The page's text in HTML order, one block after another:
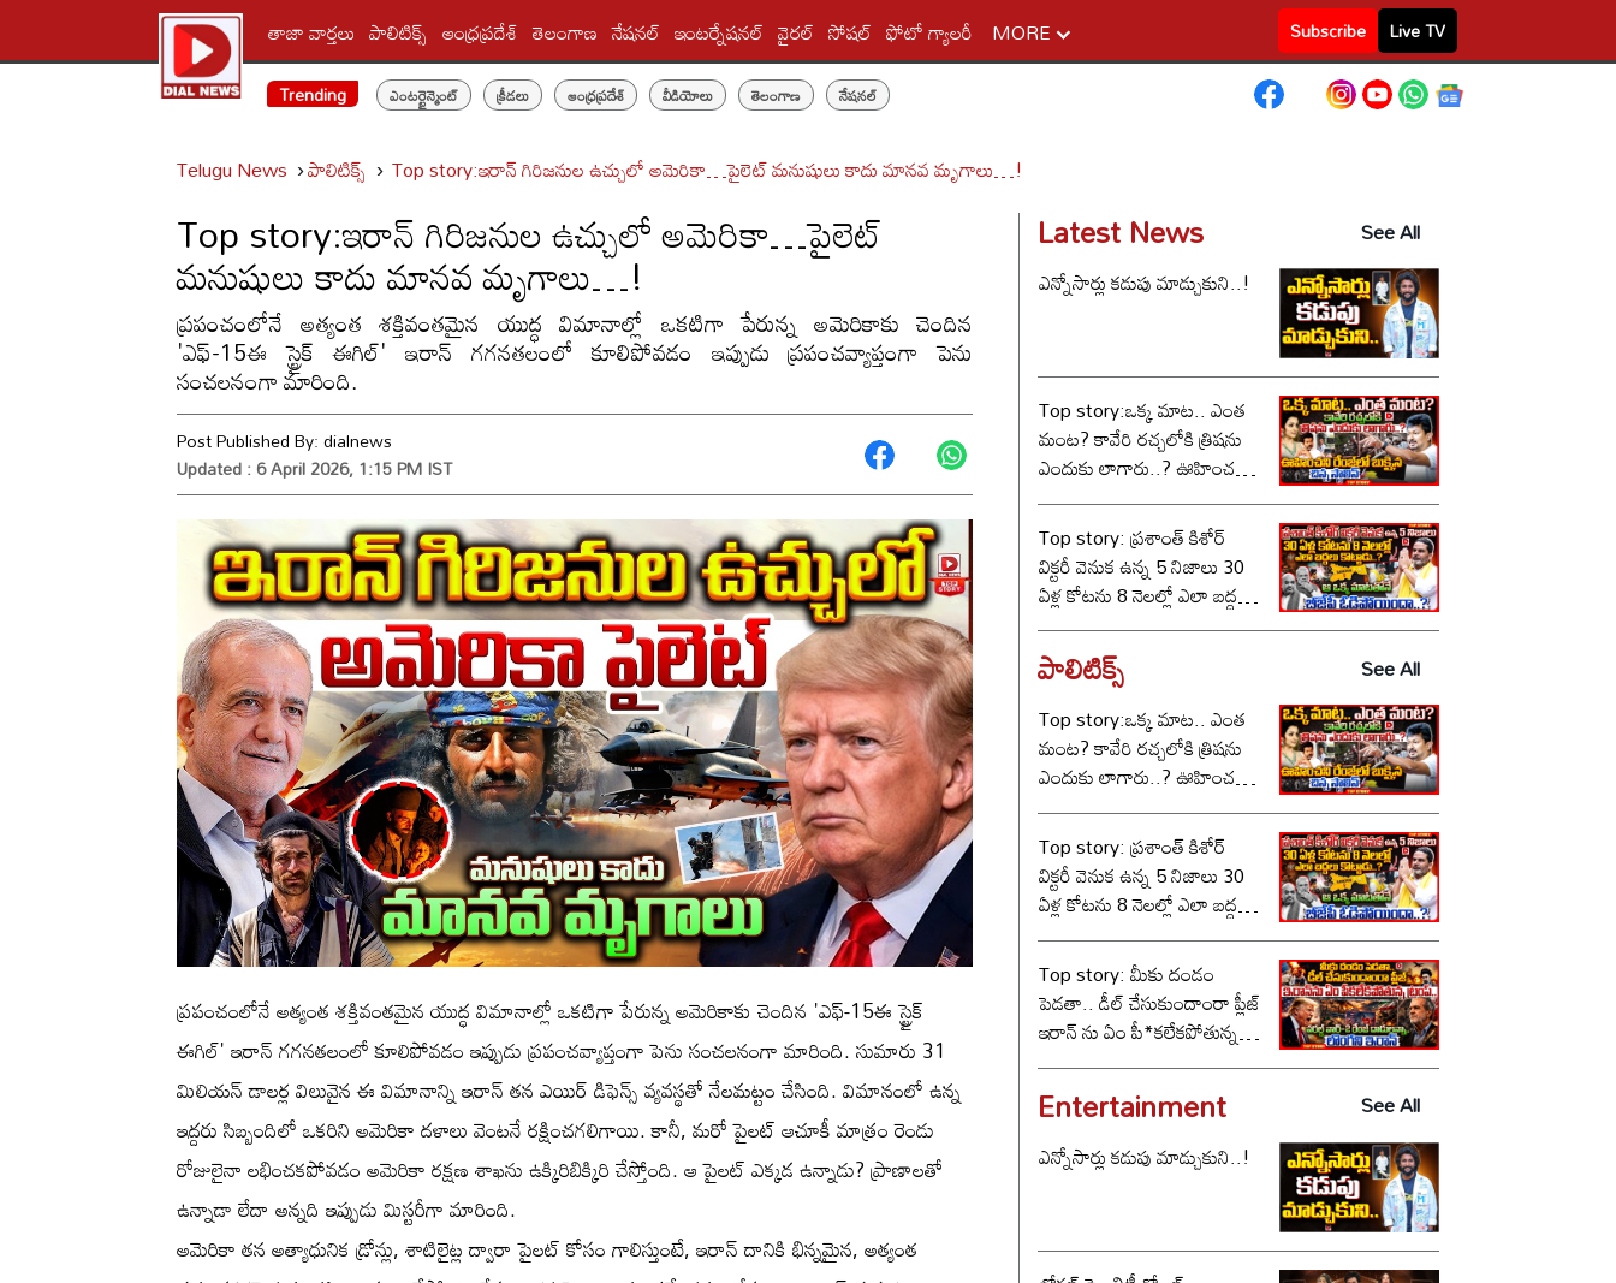
తాజా వార్తలు పాలిటిక్స్‌ ఆంధ్రప్రదేశ్ తెలంగాణ నేషనల్ ఇంటర్నేషనల్ వైరల్ సోషల్ ఫోటో గ్యాలరీ MORE Subscribe
Live TV
Trending
ఎంటర్టైన్మెంట్ క్రీడలు ఆంధ్రప్రదేశ్ వీడియోలు తెలంగాణ నేషనల్
Telugu News పాలిటిక్స్‌ Top story:ఇరాన్ గిరిజనుల ఉచ్చులో అమెరికా…పైలెట్ మనుషులు కాదు మానవ మృగాలు…!
Top story:ఇరాన్ గిరిజనుల ఉచ్చులో అమెరికా…పైలెట్
మనుషులు కాదు మానవ మృగాలు…!
ప్రపంచంలోనే అత్యంత శక్తివంతమైన యుద్ధ విమానాల్లో ఒకటిగా పేరున్న అమెరికాకు చెందిన
'ఎఫ్-15ఈ స్ట్రైక్ ఈగిల్' ఇరాన్ గగనతలంలో కూలిపోవడం ఇప్పుడు ప్రపంచవ్యాప్తంగా పెను
సంచలనంగా మారింది.
Post Published By:dialnews
Updated : 6 April 2026, 1:15 PM IST
ప్రపంచంలోనే అత్యంత శక్తివంతమైన యుద్ధ విమానాల్లో ఒకటిగా పేరున్న అమెరికాకు చెందిన 'ఎఫ్-15ఈ స్ట్రైక్
ఈగిల్' ఇరాన్ గగనతలంలో కూలిపోవడం ఇప్పుడు ప్రపంచవ్యాప్తంగా పెను సంచలనంగా మారింది. సుమారు 31
మిలియన్ డాలర్ల విలువైన ఈ విమానాన్ని ఇరాన్ తన ఎయిర్ డిఫెన్స్ వ్యవస్థతో నేలమట్టం చేసింది. విమానంలో ఉన్న
ఇద్దరు సిబ్బందిలో ఒకరిని అమెరికా దళాలు వెంటనే రక్షించగలిగాయి. కానీ, మరో పైలట్ ఆచూకీ మాత్రం రెండు
రోజులైనా లభించకపోవడం అమెరికా రక్షణ శాఖను ఉక్కిరిబిక్కిరి చేస్తోంది. ఆ పైలట్ ఎక్కడ ఉన్నాడు? ప్రాణాలతో
ఉన్నాడా లేదా అన్నది ఇప్పుడు మిస్టరీగా మారింది.
అమెరికా తన అత్యాధునిక డ్రోన్లు, శాటిలైట్ల ద్వారా పైలట్ కోసం గాలిస్తుంటే, ఇరాన్ దానికి భిన్నమైన, అత్యంత
Latest News
See All
ఎన్నోసార్లు కడుపు మాడ్చుకుని..!
Top story:ఒక్క మాట.. ఎంత
మంట? కావేరి రచ్చలోకి త్రిషను
ఎందుకు లాగారు..? ఊహించని
రేంజ్ లో బుక్కైన చిన్న స్టాలిన్..!
Top story: ప్రశాంత్ కిశోర్
విక్టరీ వెనుక ఉన్న 5 నిజాలు 30
ఏళ్ల కోటను 8 నెలల్లో ఎలా బద్దలు
కొట్టాడు..? ఆ ఒక్క మాటతోనే
బీజేపీ ఓడిపోయిందా..?
పాలిటిక్స్‌
See All
Top story:ఒక్క మాట.. ఎంత
మంట? కావేరి రచ్చలోకి త్రిషను
ఎందుకు లాగారు..? ఊహించని
రేంజ్ లో బుక్కైన చిన్న స్టాలిన్..!
Top story: ప్రశాంత్ కిశోర్
విక్టరీ వెనుక ఉన్న 5 నిజాలు 30
ఏళ్ల కోటను 8 నెలల్లో ఎలా బద్దలు
కొట్టాడు..? ఆ ఒక్క మాటతోనే
బీజేపీ ఓడిపోయిందా..?
Top story: మీకు దండం
పెడతా.. డీల్ చేసుకుందాంరా ప్లీజ్
ఇరాన్ ను ఏం పీ*కలేకపోతున్న
ట్రంప్..!
Entertainment
See All
ఎన్నోసార్లు కడుపు మాడ్చుకుని..!